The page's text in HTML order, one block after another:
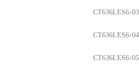
CT636LES6/03
CT636LES6/04
CT636LES6/05